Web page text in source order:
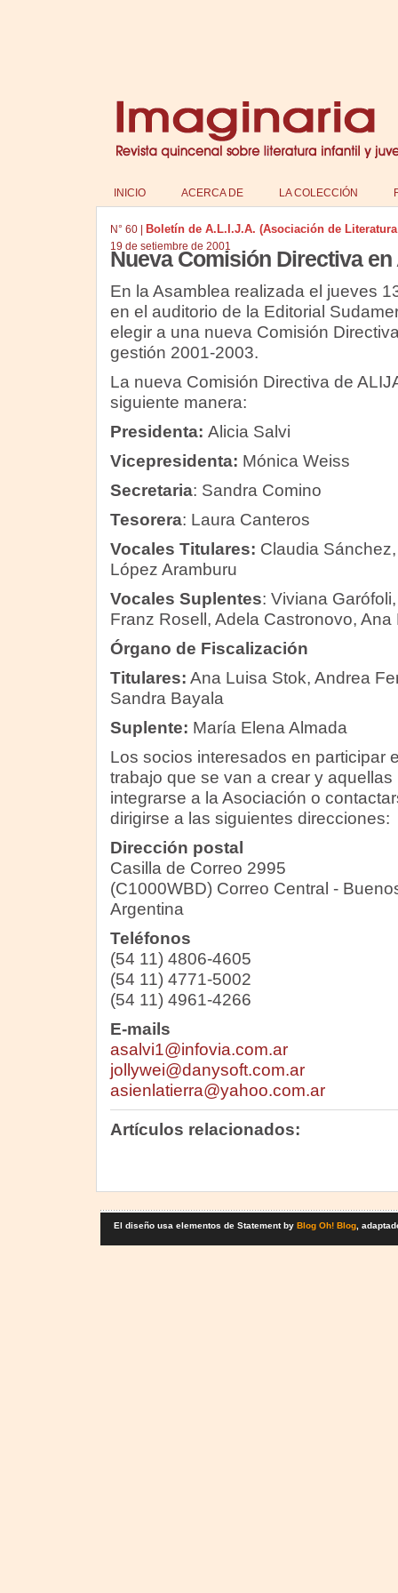
INICIO ACERCA DE LA COLECCIÓN
N° 60| Boletín de A.L.I.J.A. (Asociación de
19 de setiembre de 2001
Nueva Comisión Directiva en
En la Asamblea realizada el jueves
en el auditorio de la Editorial
elegir a una nueva Comisión
gestión 2001-2003.
La nueva Comisión Directiva de
siguiente manera:
Presidenta: Alicia Salvi
Vicepresidenta: Mónica Weiss
Secretaria: Sandra Comino
Tesorera: Laura Canteros
Vocales Titulares: Claudia
López Aramburu
Vocales Suplentes: Viviana
Franz Rosell, Adela Castronovo, Ana
Órgano de Fiscalización
Titulares: Ana Luisa Stok, Andrea
Sandra Bayala
Suplente: María Elena Almada
Los socios interesados en participar
trabajo que se van a crear y
integrarse a la Asociación o
dirigirse a las siguientes direcciones:
Dirección postal
Casilla de Correo 2995
(C1000WBD) Correo Central -
Argentina
Teléfonos
(54 11) 4806-4605
(54 11) 4771-5002
(54 11) 4961-4266
E-mails
asalvi1@infovia.com.ar
jollywei@danysoft.com.ar
asienlatierra@yahoo.com.ar
Artículos relacionados:
El diseño usa elementos de Statement by Blog Oh! Blog,